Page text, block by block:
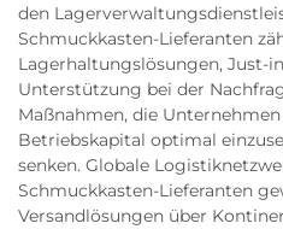
den
Schmuckkasten-Lieferanten
Lagerhaltungslösungen, Just-
Unterstützung bei der
Maßnahmen, die
Betriebskapital optimal
senken. Globale
Schmuckkasten-Lieferanten
Versandlösungen über